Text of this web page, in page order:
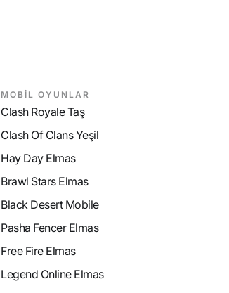
MOBİL OYUNLAR
Clash Royale Taş
Clash Of Clans Yeşil
Hay Day Elmas
Brawl Stars Elmas
Black Desert Mobile
Pasha Fencer Elmas
Free Fire Elmas
Legend Online Elmas